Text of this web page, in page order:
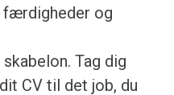
færdigheder og
Tag dig
CV til det job, du